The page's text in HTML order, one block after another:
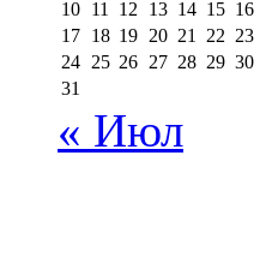
10 11 12 13 14 15 16
17 18 19 20 21 22 23
24 25 26 27 28 29 30
31
« Июл